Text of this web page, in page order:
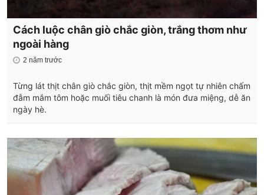
Cách luộc chân giò chắc giòn, trắng thơm như
ngoài hàng
2 năm trước
Từng lát thịt chân giò chắc giòn, thịt mềm ngọt tự nhiên chấm
đẫm mắm tôm hoặc muối tiêu chanh là món đưa miệng, dễ ăn
ngày hè.